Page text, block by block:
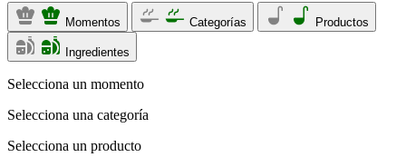
Momentos Categorías Productos
Ingredientes
Selecciona un momento
Selecciona una categoría
Selecciona un producto